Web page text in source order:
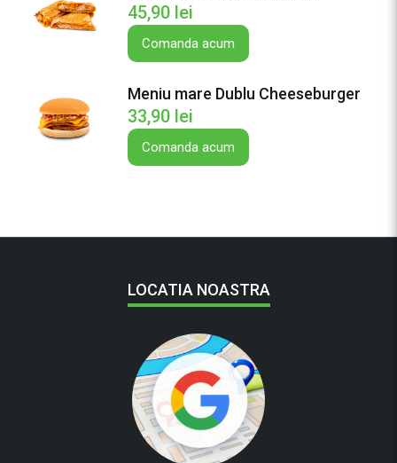
45,90 lei
Comanda acum
Meniu mare Dublu Cheeseburger
33,90 lei
Comanda acum
LOCATIA NOASTRA